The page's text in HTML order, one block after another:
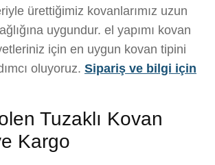
ürettiğimiz kovanlarımız uzun
uygundur. el yapımı kovan
için en uygun kovan tipini
oluyoruz. Sipariş ve bilgi için
Tuzaklı Kovan
Kargo